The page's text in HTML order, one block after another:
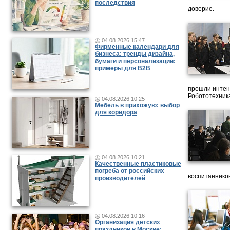
последствия
04.08.2026 15:47
Фирменные календари для
бизнеса: тренды дизайна,
бумаги и персонализации:
примеры для B2B
04.08.2026 10:25
Мебель в прихожую: выбор
для коридора
04.08.2026 10:21
Качественные пластиковые
погреба от российских
производителей
04.08.2026 10:16
Организация детских
доверие.
прошли